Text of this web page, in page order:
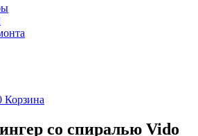
Корзина
со спиралью Vido